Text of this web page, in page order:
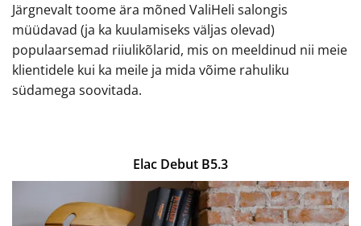
Järgnevalt toome ära mõned ValiHeli salongis
müüdavad (ja ka kuulamiseks väljas olevad)
populaarsemad riiulikõlarid, mis on meeldinud nii meie
klientidele kui ka meile ja mida võime rahuliku
südamega soovitada.
Elac Debut B5.3